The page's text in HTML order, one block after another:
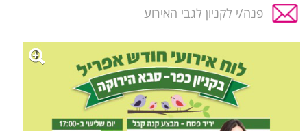
פנה/י לקניון לגבי האירוע